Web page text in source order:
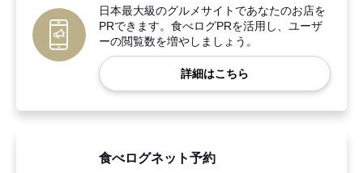
日本最大級のグルメサイトであなたのお店を
PRできます。食べログPRを活用し、ユーザ
ーの閲覧数を増やしましょう。
詳細はこちら
食べログネット予約